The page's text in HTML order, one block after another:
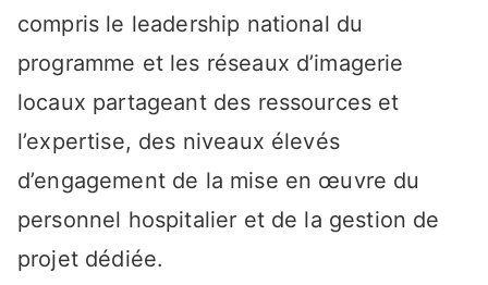
compris le leadership national du
programme et les réseaux d’imagerie
locaux partageant des ressources et
l’expertise, des niveaux élevés
d’engagement de la mise en œuvre du
personnel hospitalier et de la gestion de
projet dédiée.